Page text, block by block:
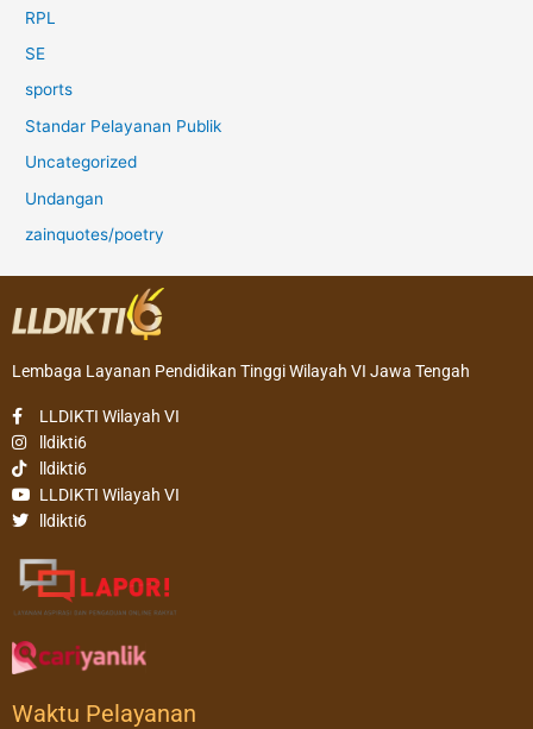
RPL
SE
sports
Standar Pelayanan Publik
Uncategorized
Undangan
zainquotes/poetry
Lembaga Layanan Pendidikan Tinggi Wilayah VI Jawa Tengah
LLDIKTI Wilayah VI
lldikti6
lldikti6
LLDIKTI Wilayah VI
lldikti6
Waktu Pelayanan